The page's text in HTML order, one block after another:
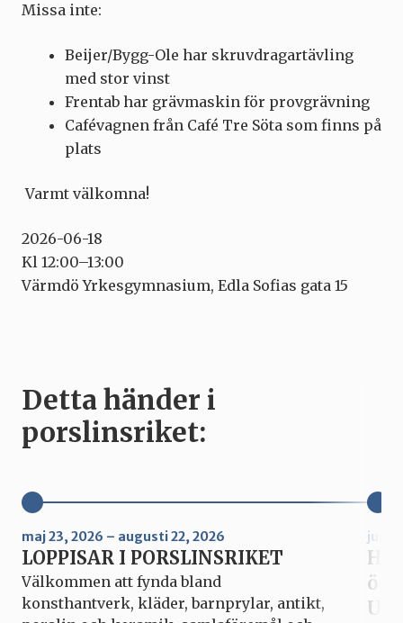
Missa inte:
Beijer/Bygg-Ole har skruvdragartävling
med stor vinst
Frentab har grävmaskin för provgrävning
Cafévagnen från Café Tre Söta som finns på
plats
Varmt välkomna!
2026-06-18
Kl 12:00–13:00
Värmdö Yrkesgymnasium, Edla Sofias gata 15
Detta händer i
porslinsriket:
maj 23, 2026 – augusti 22, 2026
LOPPISAR I PORSLINSRIKET
Välkommen att fynda bland
konsthantverk, kläder, barnprylar, antikt,
juni